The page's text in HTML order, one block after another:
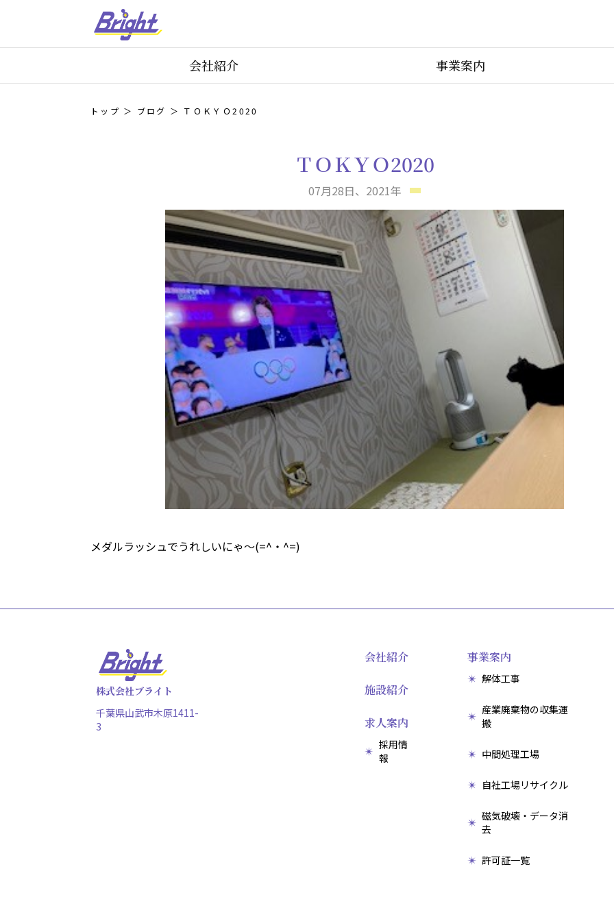
会社紹介 事業案内
トップ ブログ ＴＯＫＹＯ2020
ＴＯＫＹＯ2020
07月28日、2021年
メダルラッシュでうれしいにゃ～(=^・^=)
株式会社ブライト
千葉県山武市木原1411-
3
会社紹介
施設紹介
求人案内
採用情
報
事業案内
解体工事
産業廃棄物の収集運
搬
中間処理工場
自社工場リサイクル
磁気破壊・データ消
去
許可証一覧